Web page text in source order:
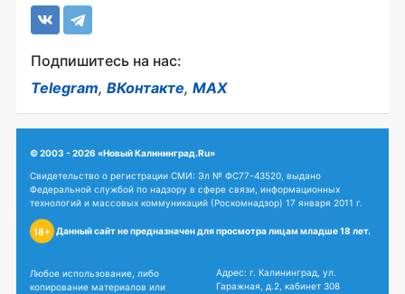
Подпишитесь на нас:
Telegram, ВКонтакте, MAX
© 2003 - 2026 «Новый Калининград.Ru»
Свидетельство о регистрации СМИ: Эл № ФС77-43520, выдано
Федеральной службой по надзору в сфере связи, информационных
технологий и массовых коммуникаций (Роскомнадзор) 17 января 2011 г.
18+ Данный сайт не предназначен для просмотра лицам младше 18 лет.
Любое использование, либо
копирование материалов или
Адрес: г. Калининград, ул.
Гаражная, д.2, кабинет 308